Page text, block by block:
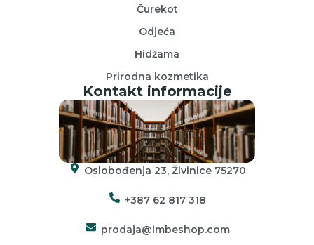
Čurekot
Odjeća
Hidžama
Prirodna kozmetika
Kontakt informacije
Oslobođenja 23, Živinice 75270
+387 62 817 318
prodaja@imbeshop.com